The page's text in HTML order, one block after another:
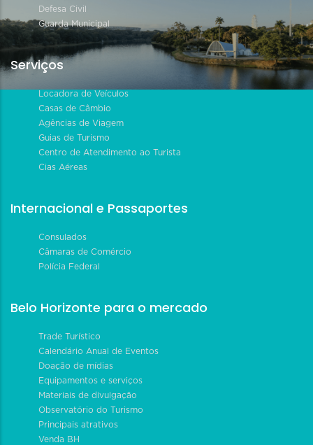
Defesa Civil
Guarda Municipal
Serviços
Locadora de Veículos
Casas de Câmbio
Agências de Viagem
Guias de Turismo
Centro de Atendimento ao Turista
Cias Aéreas
Internacional e Passaportes
Consulados
Câmaras de Comércio
Polícia Federal
Belo Horizonte para o mercado
Trade Turístico
Calendário Anual de Eventos
Doação de mídias
Equipamentos e serviços
Materiais de divulgação
Observatório do Turismo
Principais atrativos
Venda BH